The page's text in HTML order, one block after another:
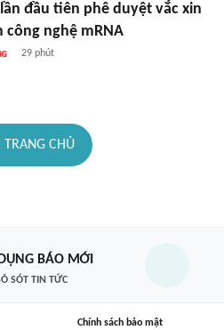
đầu tiên phê duyệt vắc xin
công nghệ mRNA
29 phút
TRANG CHỦ
BÁO MỚI
SÓT TIN TỨC
Chính sách bảo mật